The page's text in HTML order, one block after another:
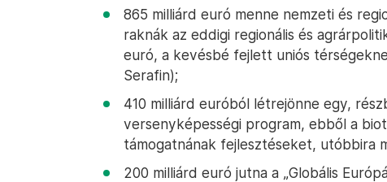
865 milliárd euró menne nemzeti és
raknák az eddigi regionális és
euró, a kevésbé fejlett uniós
Serafin);
410 milliárd euróból létrejönne egy,
versenyképességi program, ebből a
támogatnának fejlesztéseket, utóbbira
200 milliárd euró jutna a „Globális